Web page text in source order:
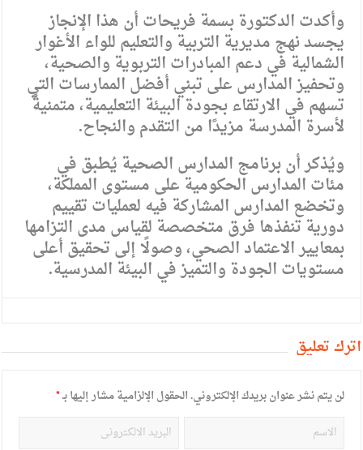
وأكدت الدكتورة بسمة فريحات أن هذا الإنجاز
يجسد نهج مديرية التربية والتعليم للواء الأغوار
الشمالية في دعم المبادرات التربوية والصحية،
وتحفيز المدارس على تبني أفضل الممارسات التي
تسهم في الارتقاء بجودة البيئة التعليمية، متمنيةً
لأسرة المدرسة مزيدًا من التقدم والنجاح.
ويُذكر أن برنامج المدارس الصحية يُطبق في
مئات المدارس الحكومية على مستوى المملكة،
وتخضع المدارس المشاركة فيه لعمليات تقييم
دورية تنفذها فرق متخصصة لقياس مدى التزامها
بمعايير الاعتماد الصحي، وصولًا إلى تحقيق أعلى
مستويات الجودة والتميز في البيئة المدرسية.
أترك تعليق
لن يتم نشر عنوان بريدك الإلكتروني.الحقول الإلزامية مشار إليها بـ*